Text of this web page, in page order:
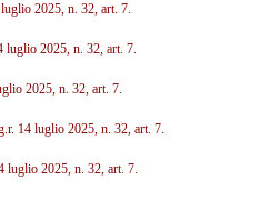
2025, n. 32, art. 7.
luglio 2025, n. 32, art. 7.
2025, n. 32, art. 7.
14 luglio 2025, n. 32, art. 7.
luglio 2025, n. 32, art. 7.